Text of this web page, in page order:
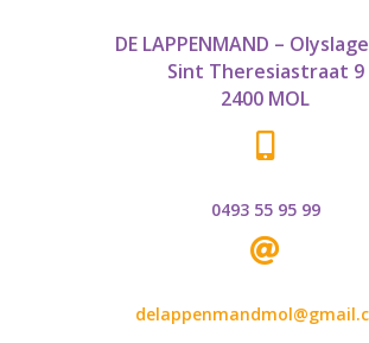
DE LAPPENMAND –
Sint Theresiastraat 9
2400 MOL
0493 55 95 99
